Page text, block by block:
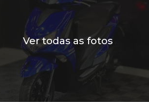
Ver todas as fotos